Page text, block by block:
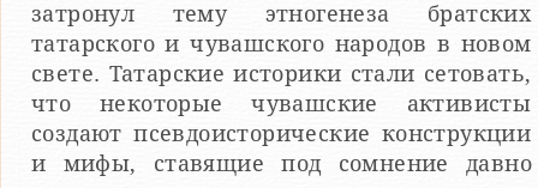
затронул тему этногенеза братских
татарского и чувашского народов в новом
свете. Татарские историки стали сетовать,
что некоторые чувашские активисты
создают псевдоисторические конструкции
и мифы, ставящие под сомнение давно